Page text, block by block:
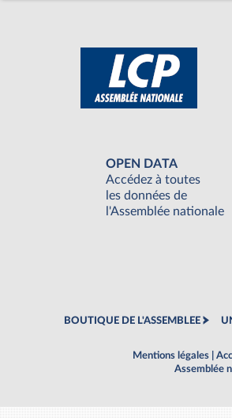
OPEN DATA
Accédez à toutes
les données de
l'Assemblée nationale
BOUTIQUE DE L'ASSEMBLEE
Mentions légales
Assemblée